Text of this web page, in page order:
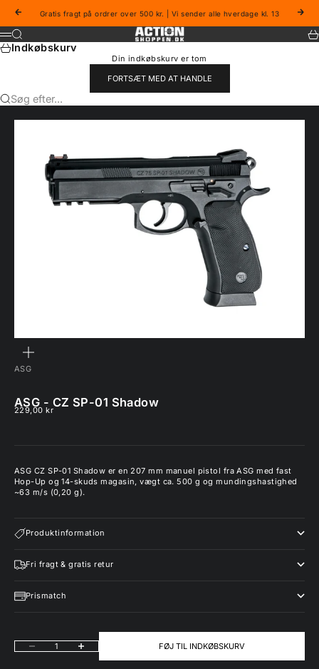
ForrigeGratis fragt på ordrer over 500 kr. | Vi sender alle hverdage kl. 13
Actionshoppen
Menu
Søg
Indkøbskurv
Din indkøbskurv er tom
FORTSÆT MED AT HANDLE
Søg efter...
ASG
ASG - CZ SP-01 Shadow
Salgspris
229,00 kr
ASG CZ SP-01 Shadow er en 207 mm manuel pistol fra ASG med fast
Hop-Up og 14-skuds magasin, vægt ca. 500 g og mundingshastighed
~63 m/s (0,20 g).
Produktinformation
Fri fragt & gratis retur
Prismatch
Sænk antal Øg antal FØJ TIL INDKØBSKURV